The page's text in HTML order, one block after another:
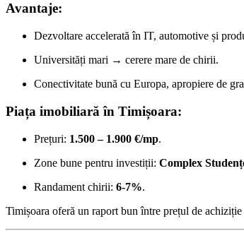
Avantaje:
Dezvoltare accelerată în IT, automotive și
Universități mari → cerere mare de chirii.
Conectivitate bună cu Europa, apropiere de
Piața imobiliară în Timișoara:
Prețuri: 1.500 – 1.900 €/mp.
Zone bune pentru investiții: Complex
Randament chirii: 6-7%.
Timișoara oferă un raport bun între prețul de